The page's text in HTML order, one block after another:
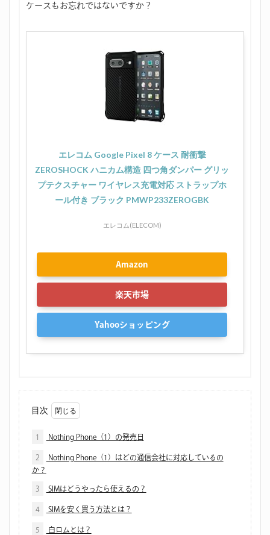
ケースもお忘れではないですか？
エレコム Google Pixel 8 ケース 耐衝撃
ZEROSHOCK ハニカム構造 四つ角ダンパー グリッ
プテクスチャー ワイヤレス充電対応 ストラップホ
ール付き ブラック PMWP233ZEROGBK
エレコム(ELECOM)
Amazon
楽天市場
Yahooショッピング
目次
1 Nothing Phone（1）の発売日
2
Nothing Phone（1）はどの通信会社に対応しているの
か？
3 SIMはどうやったら使えるの？
4 SIMを安く買う方法とは？
5 白ロムとは？